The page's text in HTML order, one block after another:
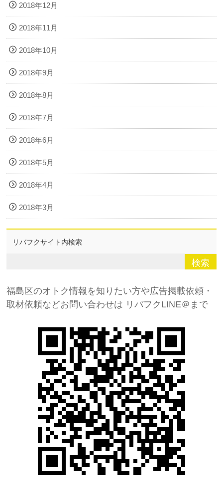
2018年12月
2018年11月
2018年10月
2018年9月
2018年8月
2018年7月
2018年6月
2018年5月
2018年4月
2018年3月
リバフクサイト内検索
福島区のオトク情報を知りたい方や広告掲載依頼・
取材依頼などお問い合わせは リバフクLINE＠まで